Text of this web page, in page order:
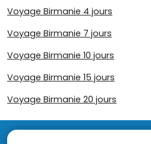
Voyage Birmanie 4 jours
Voyage Birmanie 7 jours
Voyage Birmanie 10 jours
Voyage Birmanie 15 jours
Voyage Birmanie 20 jours